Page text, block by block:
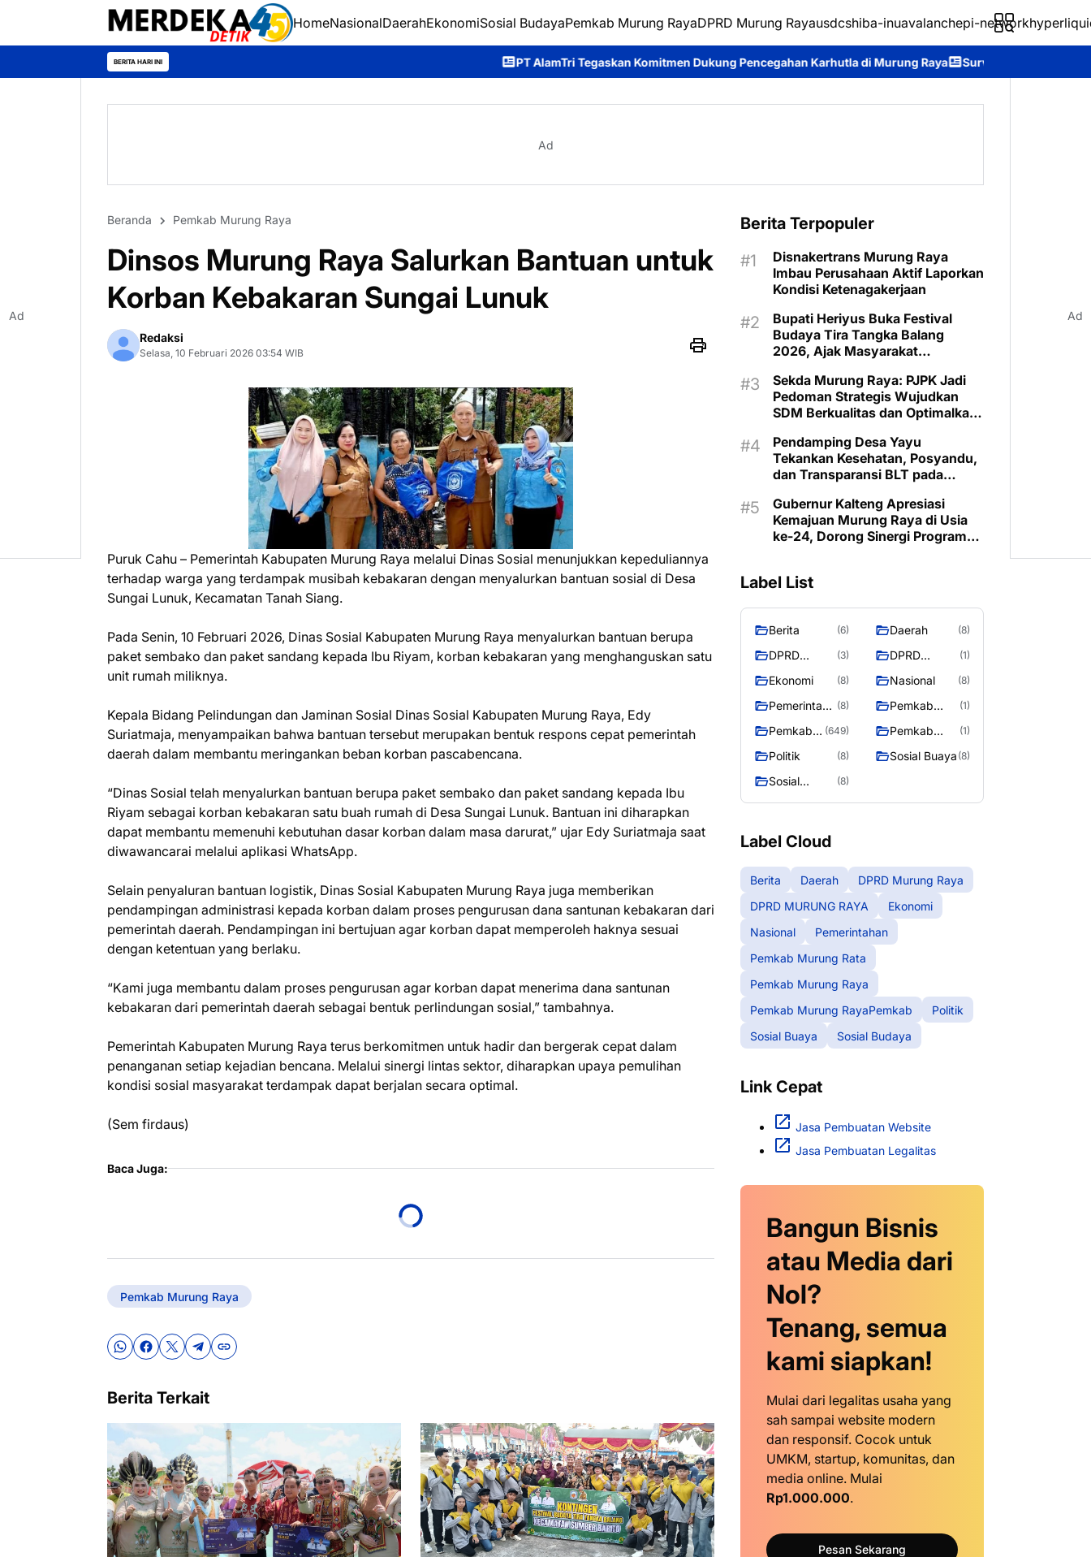
HomeNasionalDaerahEkonomiSosial BudayaPemkab Murung RayaDPRD Murung Rayausdcshiba-inuavalanchepi-network
BERITA HARI INI PT AlamTri Tegaskan Komitmen Dukung Pencegahan Karhutla di Murung Raya Survei Kepuasan Masyarakat Buktikan Kinerja
Ad
Beranda Pemkab Murung Raya
Dinsos Murung Raya Salurkan Bantuan untuk
Korban Kebakaran Sungai Lunuk
Redaksi
Selasa, 10 Februari 2026 03:54 WIB
Puruk Cahu – Pemerintah Kabupaten Murung Raya melalui Dinas Sosial menunjukkan kepeduliannya
terhadap warga yang terdampak musibah kebakaran dengan menyalurkan bantuan sosial di Desa
Sungai Lunuk, Kecamatan Tanah Siang.
Pada Senin, 10 Februari 2026, Dinas Sosial Kabupaten Murung Raya menyalurkan bantuan berupa
paket sembako dan paket sandang kepada Ibu Riyam, korban kebakaran yang menghanguskan satu
unit rumah miliknya.
Kepala Bidang Pelindungan dan Jaminan Sosial Dinas Sosial Kabupaten Murung Raya, Edy
Suriatmaja, menyampaikan bahwa bantuan tersebut merupakan bentuk respons cepat pemerintah
daerah dalam membantu meringankan beban korban pascabencana.
“Dinas Sosial telah menyalurkan bantuan berupa paket sembako dan paket sandang kepada Ibu
Riyam sebagai korban kebakaran satu buah rumah di Desa Sungai Lunuk. Bantuan ini diharapkan
dapat membantu memenuhi kebutuhan dasar korban dalam masa darurat,” ujar Edy Suriatmaja saat
diwawancarai melalui aplikasi WhatsApp.
Selain penyaluran bantuan logistik, Dinas Sosial Kabupaten Murung Raya juga memberikan
pendampingan administrasi kepada korban dalam proses pengurusan dana santunan kebakaran dari
pemerintah daerah. Pendampingan ini bertujuan agar korban dapat memperoleh haknya sesuai
dengan ketentuan yang berlaku.
“Kami juga membantu dalam proses pengurusan agar korban dapat menerima dana santunan
kebakaran dari pemerintah daerah sebagai bentuk perlindungan sosial,” tambahnya.
Pemerintah Kabupaten Murung Raya terus berkomitmen untuk hadir dan bergerak cepat dalam
penanganan setiap kejadian bencana. Melalui sinergi lintas sektor, diharapkan upaya pemulihan
kondisi sosial masyarakat terdampak dapat berjalan secara optimal.
(Sem firdaus)
Baca Juga:
Pemkab Murung Raya
Berita Terkait
Berita Terpopuler
Disnakertrans Murung Raya
Imbau Perusahaan Aktif Laporkan
Kondisi Ketenagakerjaan
Bupati Heriyus Buka Festival
Budaya Tira Tangka Balang
2026, Ajak Masyarakat
Sekda Murung Raya: PJPK Jadi
Pedoman Strategis Wujudkan
SDM Berkualitas dan Optimalkan
Pendamping Desa Yayu
Tekankan Kesehatan, Posyandu,
dan Transparansi BLT pada
Gubernur Kalteng Apresiasi
Kemajuan Murung Raya di Usia
ke-24, Dorong Sinergi Program
Label List
Berita (6) Daerah (8)
DPRD
Raya
(3)
DPRD
RAYA
(1)
Ekonomi (8) Nasional (8)
Pemerintaha (8)
Pemkab
(1)
Pemkab
Raya
(649)
Pemkab
RayaPemka
(1)
Politik (8) Sosial Buaya (8)
Sosial
(8)
Label Cloud
Berita Daerah
DPRD Murung Raya
DPRD MURUNG RAYA
Ekonomi
Nasional
Pemerintahan
Pemkab Murung Rata
Pemkab Murung Raya
Pemkab Murung RayaPemkab
Politik
Sosial Buaya
Sosial Budaya
Link Cepat
Jasa Pembuatan Website
Jasa Pembuatan Legalitas
Bangun Bisnis
atau Media dari
Nol?
Tenang, semua
kami siapkan!
Mulai dari legalitas usaha yang
sah sampai website modern
dan responsif. Cocok untuk
UMKM, startup, komunitas, dan
media online. Mulai
Rp1.000.000.
Pesan Sekarang
Ad Ad